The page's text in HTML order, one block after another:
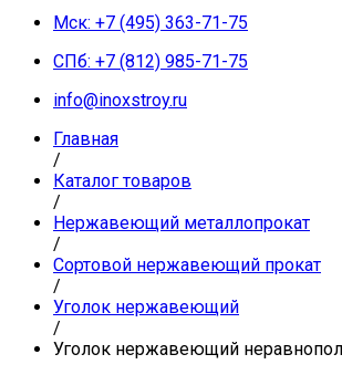
Мск: +7 (495) 363-71-75
СПб: +7 (812) 985-71-75
info@inoxstroy.ru
Главная
/
Каталог товаров
/
Нержавеющий металлопрокат
/
Сортовой нержавеющий прокат
/
Уголок нержавеющий
/
Уголок нержавеющий